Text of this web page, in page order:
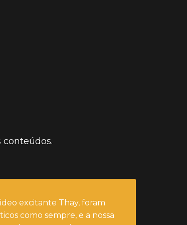
excitante Thay, foram
como sempre, e a nossa